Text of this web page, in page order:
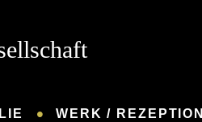
WERK / REZEPTION